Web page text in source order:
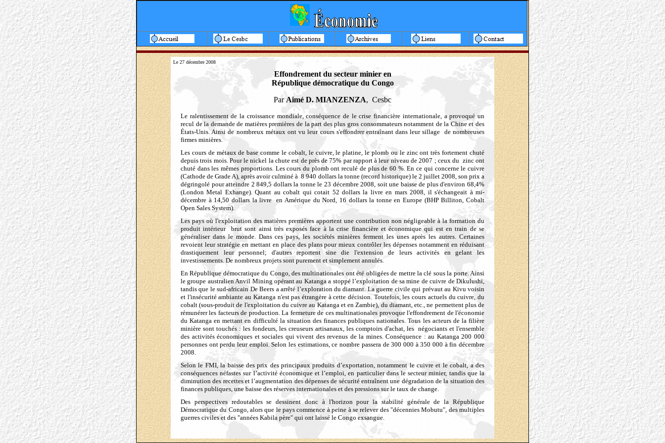
Le 27 décembre 2008
Effondrement du secteur minier en
République démocratique du Congo
ParAimé D. MIANZENZA, Cesbc
Le ralentissement de la croissance mondiale, conséquence de le crise financière internationale, a provoqué un
recul de la demandede matières premières de la part des plus gros consommateurs notamment de la Chine et des
États-Unis.Ainsi de nombreux métaux ont vu leur cours s'effondrer entraînant dans leur sillage de nombreuses
firmes minières.
Les cours de métaux de base comme le cobalt, le cuivre, le platine, le plomb ou le zinc ont très fortement chuté
depuis trois mois. Pour lenickel la chute est de près de 75% par rapport à leur niveau de 2007 ; ceux du zinc ont
chuté dans les mêmes proportions. Les cours du plomb ont reculé de plus de 60 %. En ce qui concerne le cuivre
(Cathode de Grade A), après avoir culminé à 8 940 dollars la tonne (record historique) le 2 juillet 2008, son prix a
dégringolé pour atteindre 2 849,5 dollars la tonne le 23 décembre 2008, soit une baisse de plus d'environ 68,4%
(London Metal Exhange). Quant au cobalt qui cotait 52 dollars la livre en mars 2008, il s'échangeait à mi-
décembre à 14,50 dollars la livre en Amérique du Nord, 16 dollars la tonne en Europe (BHP Billiton, Cobalt
Open Sales System).
Les pays où l'exploitation des matières premières apportent une contribution non négligeable à la formation du
produit intérieur brut sont ainsi très exposés face à la crise financière et économique qui est en train de se
généraliser dans le monde. Dans ces pays, les sociétés minières ferment les unes après les autres. Certaines
revoient leur stratégie en mettant en place des plans pour mieux contrôler les dépenses notamment en réduisant
drastiquement leur personnel; d'autres reportent sine die l'extension de leurs activités en gelant les
investissements. De nombreux projets sont purement et simplement annulés.
En République démocratique du Congo, des multinationales ont été obligées de mettre la clé sous la porte. Ainsi
le groupe australien Anvil Mining opérant au Katanga a stoppé l’exploitation de sa mine de cuivre de Dikulushi,
tandis que le sud-africain De Beers a arrêté l’exploration du diamant. La guerre civile qui prévaut au Kivu voisin
et l'insécurité ambiante au Katanga n'est pas étrangère à cette décision. Toutefois, les cours actuels du cuivre, du
cobalt (sous-produit de l'exploitation du cuivre au Katanga et en Zambie), du diamant, etc., ne permettent plus de
rémunérer les facteurs de production. La fermeture de ces multinationales provoque l'effondrement de l'économie
du Katanga en mettant en difficulté la situation des finances publiques nationales. Tous les acteurs de la filière
minière sont touchés : les fondeurs, les creuseurs artisanaux, les comptoirs d'achat, les négociants et l'ensemble
des activités économiques et sociales qui vivent des revenus de la mines. Conséquence : au Katanga 200 000
personnes ont perdu leur emploi. Selon les estimations, ce nombre passera de 300 000 à 350 000 à fin décembre
2008.
Selon le FMI, la baisse des prix des principaux produits d’exportation, notamment le cuivre et le cobalt, a des
conséquences néfastes sur l’activité économique et l’emploi, en particulier dans le secteur minier, tandis que la
diminution des recettes et l’augmentation des dépenses de sécurité entraînent une dégradation de la situation des
finances publiques, une baisse des réserves internationales et des pressions sur le taux de change.
Des perspectives redoutables se dessinent donc à l'horizon pour la stabilité générale de la République
Démocratique du Congo, alors que le pays commence à peine à se releverdes "décennies Mobutu", des multiples
guerres civiles et des "années Kabila père" qui ont laissé le Congo exsangue.